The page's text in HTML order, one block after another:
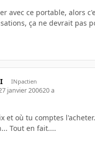
avec ce portable, alors
ça ne devrait pas
INpactien
janvier 200620 a
et où tu comptes
Tout en fait....